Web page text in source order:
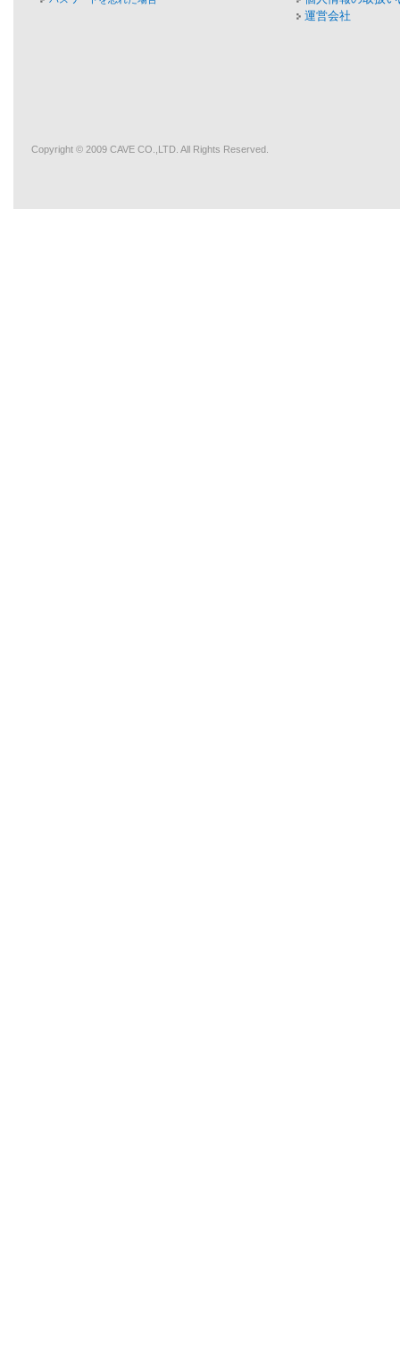
運営会社
Copyright © 2009 CAVE CO.,LTD. All Rights Reserved.